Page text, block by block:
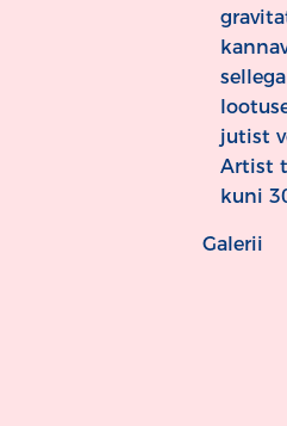
jutist
Artist
kuni
Galerii